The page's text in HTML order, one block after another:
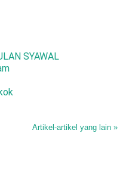
SYAWAL
Artikel-artikel yang lain »